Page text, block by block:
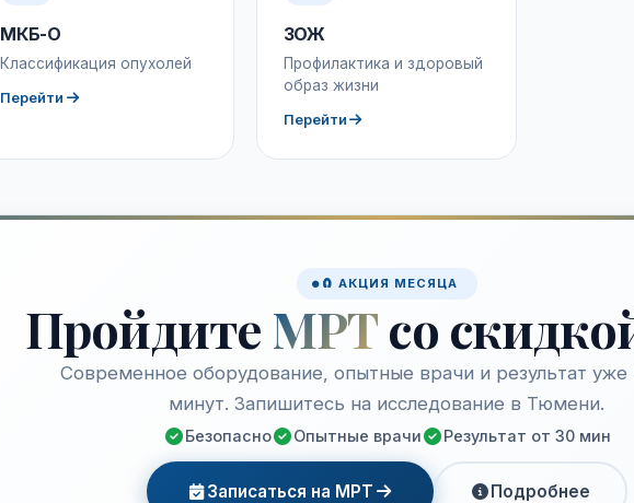
МКБ-О
Классификация опухолей
Перейти
ЗОЖ
Профилактика и здоровый
образ жизни
Перейти
🧲 АКЦИЯ МЕСЯЦА
Пройдите МРТсо
Современное оборудование, опытные врачи и результат уже
минут. Запишитесь на исследование в Тюмени.
Безопасно Опытные врачи Результат от 30 мин
Записаться на МРТ Подробнее